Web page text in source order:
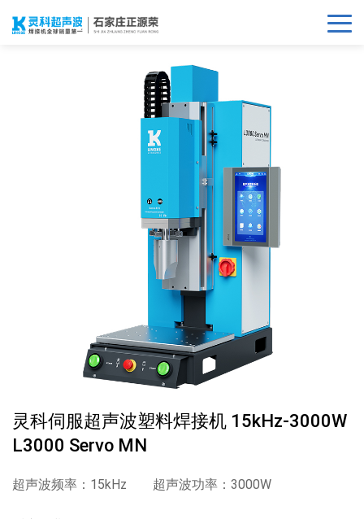
灵科伺服超声波塑料焊接机 15kHz-3000W
L3000 Servo MN
超声波频率：15kHz 超声波功率：3000W